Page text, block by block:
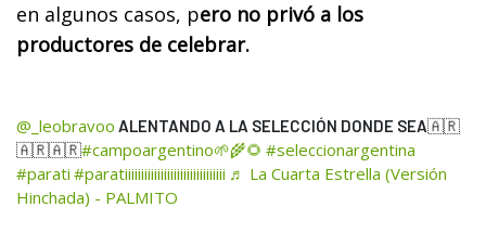
en algunos casos, pero no privó a los
productores de celebrar.
@_leobravoo ALENTANDO A LA SELECCIÓN DONDE SEA🇦🇷
🇦🇷🇦🇷#campoargentino🌱🌾🌻 #seleccionargentina
#parati #paratiiiiiiiiiiiiiiiiiiiiiiiiiiiiiii ♬ La Cuarta Estrella (Versión
Hinchada) - PALMITO